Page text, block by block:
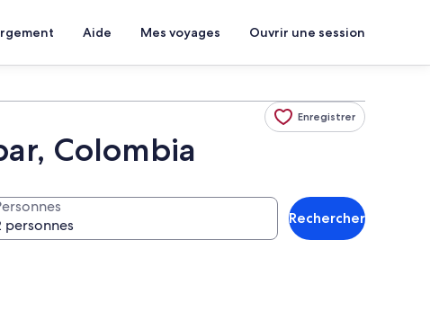
Aide Mes voyages Ouvrir une session
Enregistrer
Colombia
Rechercher